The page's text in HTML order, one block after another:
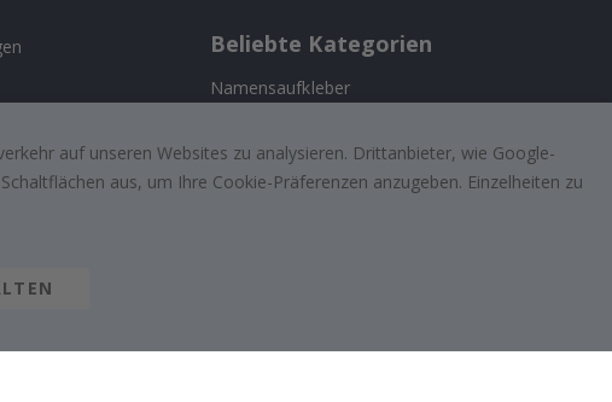
von zufriedenen
Beliebte Kategorien
Namensaufkleber
Fliesenaufkleber
Poster
auf unseren Websites zu analysieren. Drittanbieter, wie Google-
aus, um Ihre Cookie-Präferenzen anzugeben. Einzelheiten zu